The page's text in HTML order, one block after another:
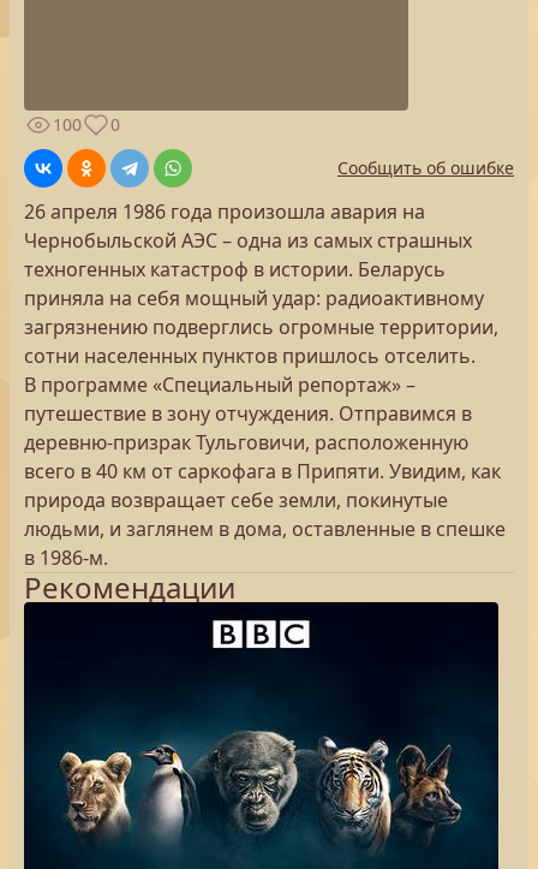
100
0
Сообщить об ошибке
26 апреля 1986 года произошла авария на
Чернобыльской АЭС – одна из самых страшных
техногенных катастроф в истории. Беларусь
приняла на себя мощный удар: радиоактивному
загрязнению подверглись огромные территории,
сотни населенных пунктов пришлось отселить.
В программе «Специальный репортаж» –
путешествие в зону отчуждения. Отправимся в
деревню‑призрак Тульговичи, расположенную
всего в 40 км от саркофага в Припяти. Увидим, как
природа возвращает себе земли, покинутые
людьми, и заглянем в дома, оставленные в спешке
в 1986‑м.
Рекомендации